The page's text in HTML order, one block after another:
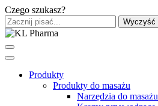
Czego szukasz?
Wyczyść
Produkty
Produkty do masażu
Narzędzia do masażu